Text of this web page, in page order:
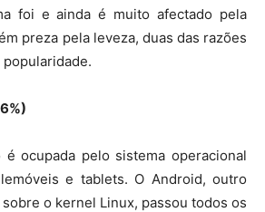
foi e ainda é muito afectado pela
preza pela leveza, duas das razões
ocupada pelo sistema operacional
e tablets. O Android, outro
o kernel Linux, passou todos os